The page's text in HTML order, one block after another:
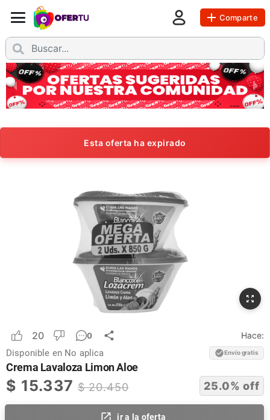
Comparte
Esta oferta ha expirado
20 0 Hace:
Disponible en No aplica Envío gratis
Crema Lavaloza Limon Aloe
$ 15.337 $20.450 25.0% off
ir a la oferta